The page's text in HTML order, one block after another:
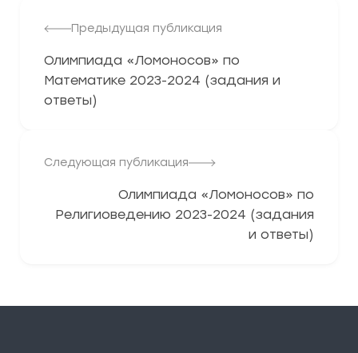
Предыдущая публикация
Олимпиада «Ломоносов» по
Математике 2023-2024 (задания и
ответы)
Следующая публикация
Олимпиада «Ломоносов» по
Религиоведению 2023-2024 (задания
и ответы)